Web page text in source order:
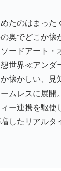
たのはまった
奥でどこか懐
ードアート・
世界≪アンダ
懐かしい、見
ムレスに展開
ー連携を駆使
したリアルタ